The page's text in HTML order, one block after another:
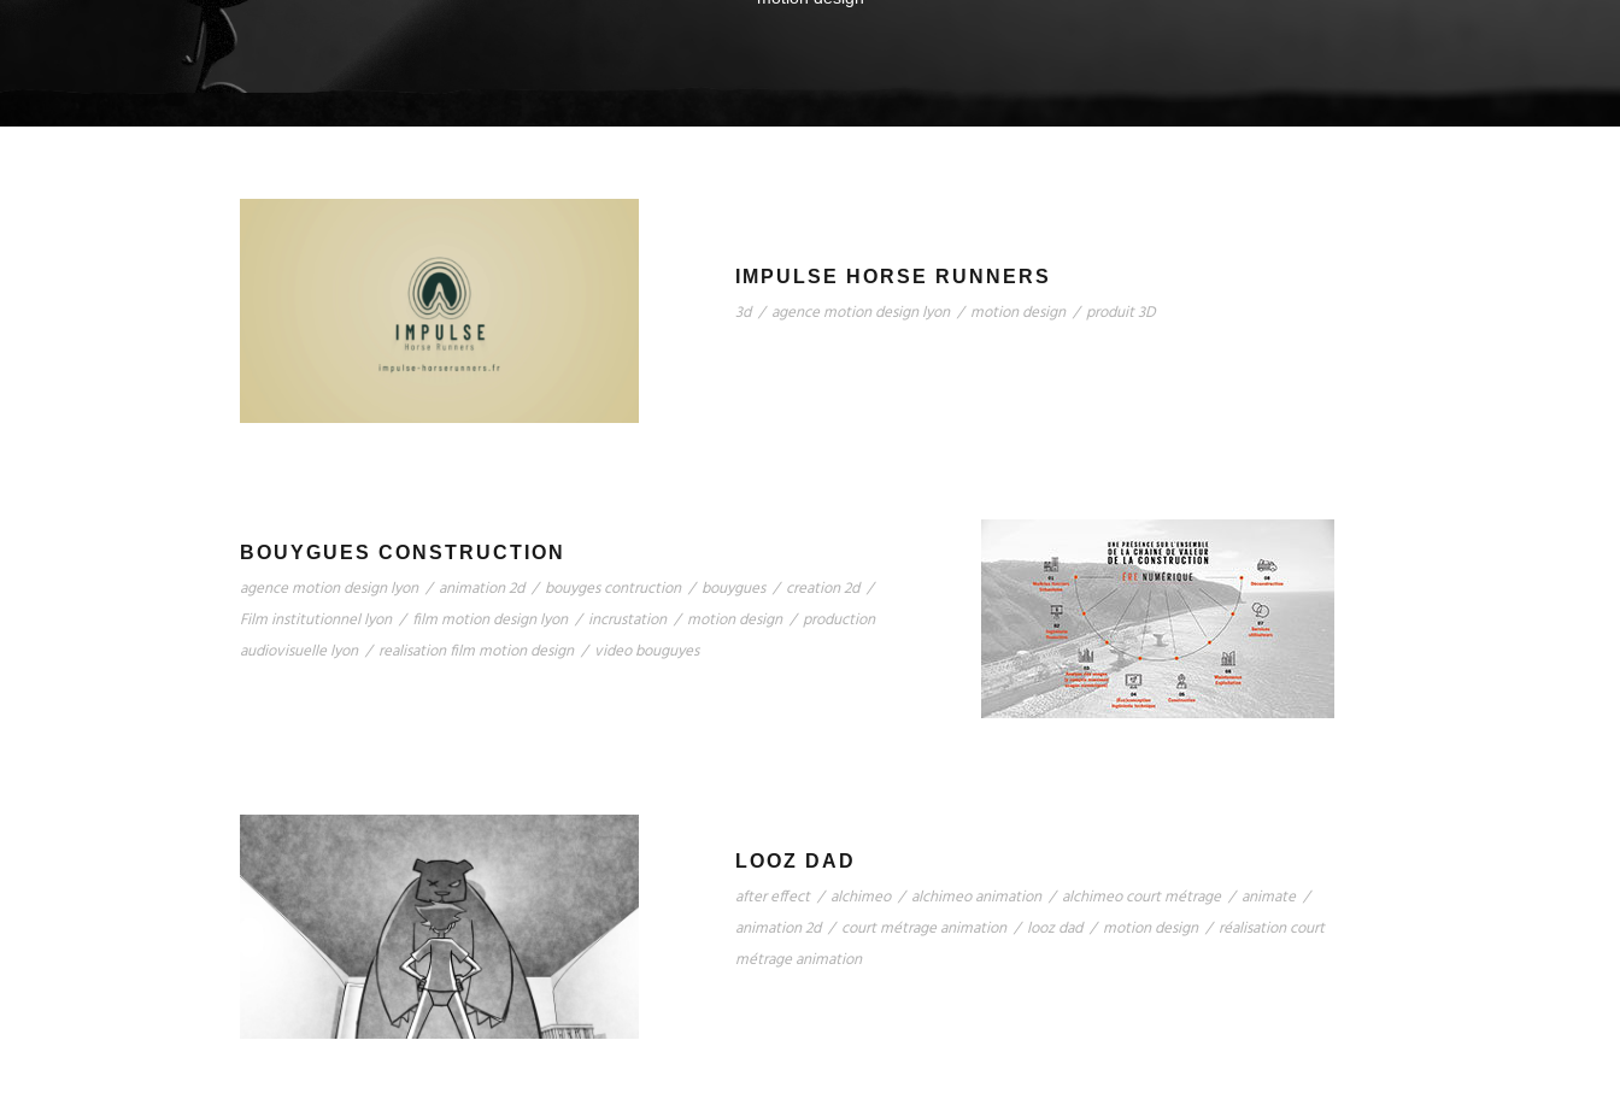
IMPULSE HORSE RUNNERS
3d / agence motion design lyon / motion design / produit 3D
BOUYGUES CONSTRUCTION
agence motion design lyon / animation 2d / bouyges contruction / bouygues / creation 2d /
Film institutionnel lyon / film motion design lyon / incrustation / motion design / production
audiovisuelle lyon / realisation film motion design / video bouguyes
LOOZ DAD
after effect / alchimeo / alchimeo animation / alchimeo court métrage / animate /
animation 2d / court métrage animation / looz dad / motion design / réalisation court
métrage animation